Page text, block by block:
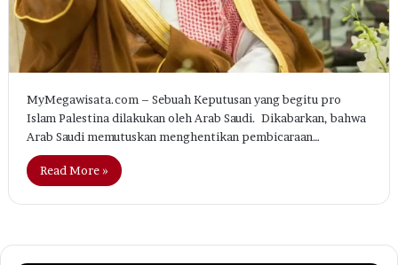
MyMegawisata.com – Sebuah Keputusan yang begitu pro
Islam Palestina dilakukan oleh Arab Saudi. Dikabarkan, bahwa
Arab Saudi memutuskan menghentikan pembicaraan…
Read More »